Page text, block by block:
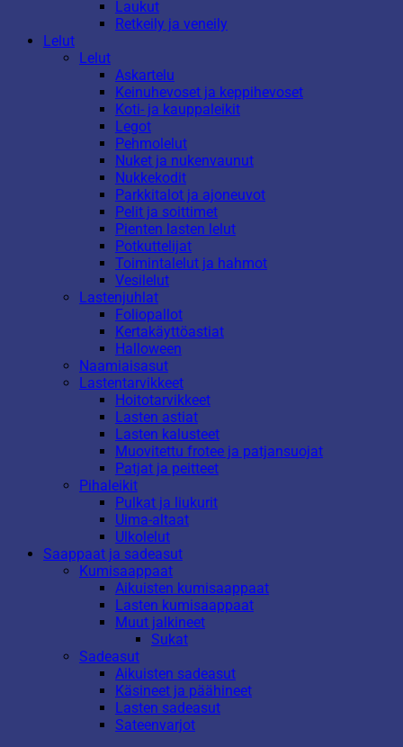
Laukut
Retkeily ja veneily
Lelut
Lelut
Askartelu
Keinuhevoset ja keppihevoset
Koti- ja kauppaleikit
Legot
Pehmolelut
Nuket ja nukenvaunut
Nukkekodit
Parkkitalot ja ajoneuvot
Pelit ja soittimet
Pienten lasten lelut
Potkuttelijat
Toimintalelut ja hahmot
Vesilelut
Lastenjuhlat
Foliopallot
Kertakäyttöastiat
Halloween
Naamiaisasut
Lastentarvikkeet
Hoitotarvikkeet
Lasten astiat
Lasten kalusteet
Muovitettu frotee ja patjansuojat
Patjat ja peitteet
Pihaleikit
Pulkat ja liukurit
Uima-altaat
Ulkolelut
Saappaat ja sadeasut
Kumisaappaat
Aikuisten kumisaappaat
Lasten kumisaappaat
Muut jalkineet
Sukat
Sadeasut
Aikuisten sadeasut
Käsineet ja päähineet
Lasten sadeasut
Sateenvarjot